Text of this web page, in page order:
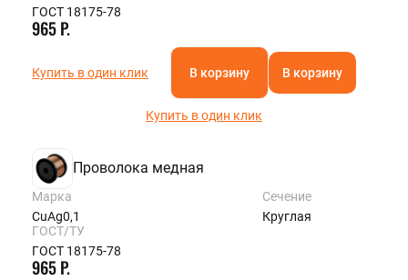
ГОСТ 18175-78
965 Р.
Купить в один клик В корзину В корзину
Купить в один клик
Проволока медная
Марка
CuAg0,1
Сечение
Круглая
ГОСТ/ТУ
ГОСТ 18175-78
965 Р.